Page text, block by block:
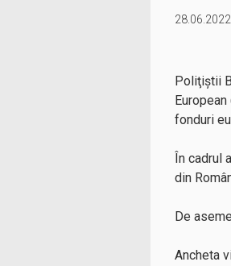
Poliţiştii
fonduri
În cadrul
din
De
Ancheta